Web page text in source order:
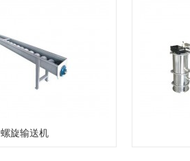
螺旋输送机